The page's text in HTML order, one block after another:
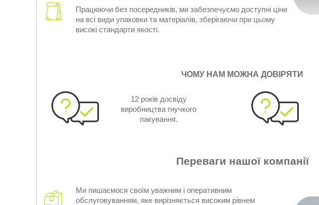
Працюючи без посередників, ми забезпечуємо доступні ціни
на всі види упаковки та матеріалів, зберігаючи при цьому
високі стандарти якості.
ЧОМУ НАМ МОЖНА ДОВІРЯТИ
12 років досвіду
виробництва гнучкого
пакування.
Переваги нашої компанії
Ми пишаємося своїм уважним і оперативним
обслуговуванням, яке вирізняється високим рівнем